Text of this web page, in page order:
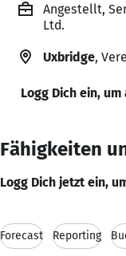
Angestellt,
Ltd.
Uxbridge,
Logg Dich ein,
Fähigkeiten
Logg Dich jetzt ein,
Forecast Reporting